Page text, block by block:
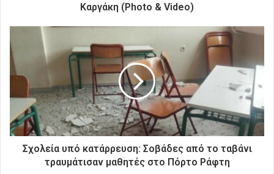
κ
ή
σ
ε
ύ
Καργάκη (Photo & Video)
Σχολεία υπό κατάρρευση: Σοβάδες από το ταβάνι
τραυμάτισαν μαθητές στο Πόρτο Ράφτη